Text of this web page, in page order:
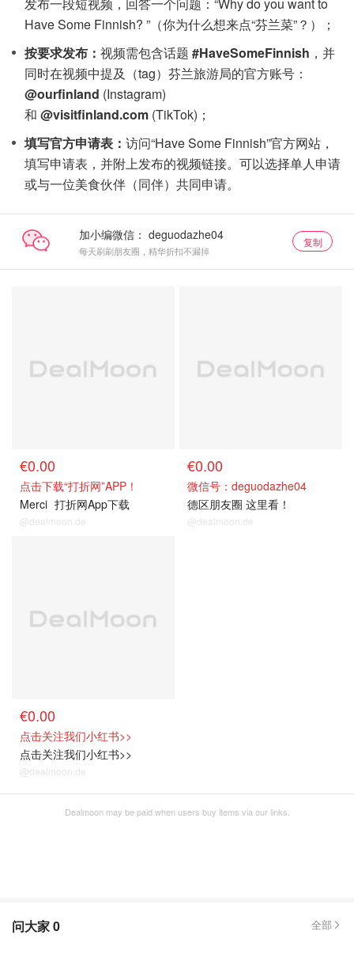
Have Some Finnish? ”（你为什么想来点“芬兰菜”？）；
按要求发布： 视频需包含话题 #HaveSomeFinnish ，并
同时在视频中提及（tag）芬兰旅游局的官方账号：
@ourfinland (Instagram)
和 @visitfinland.com (TikTok)；
填写官方申请表： 访问“Have Some Finnish”官方网站，
填写申请表，并附上发布的视频链接。可以选择单人申请
或与一位美食伙伴（同伴）共同申请。
加小编微信：
每天刷刷朋友圈，精华折扣不漏掉
复制
€0.00
点击下载“打折网”APP！
Merci 打折网App下载
@dealmoon.de
€0.00
微信号：deguodazhe04
德区朋友圈 这里看！
@dealmoon.de
€0.00
点击关注我们小红书>>
点击关注我们小红书>>
@dealmoon.de
Dealmoon may be paid when users buy items via our links.
问大家0 全部